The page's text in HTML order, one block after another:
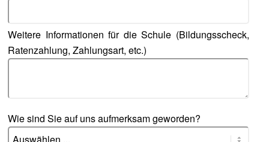
Weitere Informationen für die Schule (Bildungsscheck,
Ratenzahlung, Zahlungsart, etc.)
Wie sind Sie auf uns aufmerksam geworden?